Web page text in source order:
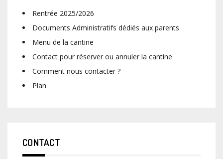
Rentrée 2025/2026
Documents Administratifs dédiés aux parents
Menu de la cantine
Contact pour réserver ou annuler la cantine
Comment nous contacter ?
Plan
CONTACT